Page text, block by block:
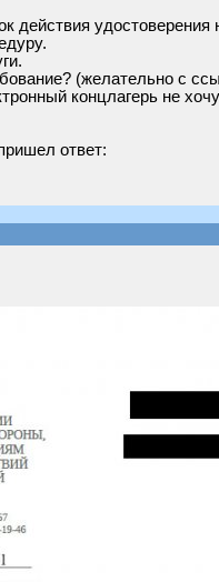
действия
(желательно с
концлагерь не
ответ: